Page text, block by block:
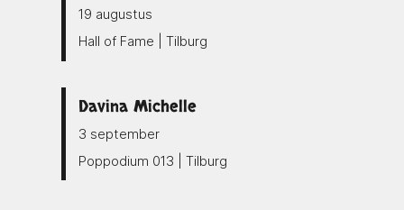
19 augustus
Hall of Fame | Tilburg
Davina Michelle
3 september
Poppodium 013 | Tilburg